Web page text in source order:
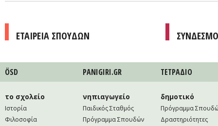
ΕΤΑΙΡΕΙΑ ΣΠΟΥΔΩΝ
ÖSD PANIGIRI.GR ΤΕΤΡAΔΙΟ
το σχολείο
Ιστορία
Φιλοσοφία
νηπιαγωγείο
Παιδικός Σταθμός
Πρόγραμμα Σπουδών
δημοτικό
Πρόγραμμα
Δραστηριότητες